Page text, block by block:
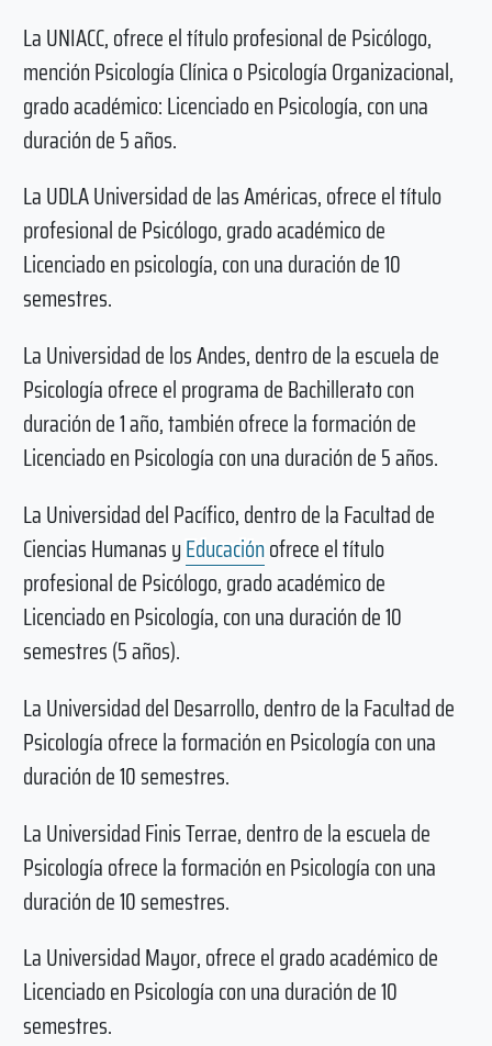
La UNIACC, ofrece el título profesional de Psicólogo,
mención Psicología Clínica o Psicología Organizacional,
grado académico: Licenciado en Psicología, con una
duración de 5 años.
La UDLA Universidad de las Américas, ofrece el título
profesional de Psicólogo, grado académico de
Licenciado en psicología, con una duración de 10
semestres.
La Universidad de los Andes, dentro de la escuela de
Psicología ofrece el programa de Bachillerato con
duración de 1 año, también ofrece la formación de
Licenciado en Psicología con una duración de 5 años.
La Universidad del Pacífico, dentro de la Facultad de
Ciencias Humanas yEducaciónofrece el título
profesional de Psicólogo, grado académico de
Licenciado en Psicología, con una duración de 10
semestres (5 años).
La Universidad del Desarrollo, dentro de la Facultad de
Psicología ofrece la formación en Psicología con una
duración de 10 semestres.
La Universidad Finis Terrae, dentro de la escuela de
Psicología ofrece la formación en Psicología con una
duración de 10 semestres.
La Universidad Mayor, ofrece el grado académico de
Licenciado en Psicología con una duración de 10
semestres.